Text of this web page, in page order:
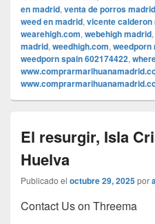
en madrid, venta de porros
weed en madrid, vicente calderon
wearehigh.com, webehigh madrid,
madrid, weedhigh.com, weedporn
weedporn spain 602174422,
El resurgir, Isla
Huelva
Publicado el octubre 29, 2025por
Contact Us on Threema